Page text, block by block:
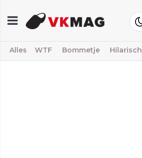
Alles WTF Bommetje Hilarisch